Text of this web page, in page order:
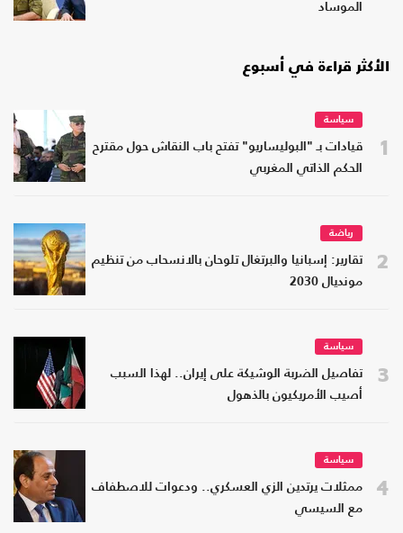
الموساد
الأكثر قراءة في أسبوع
1
سياسة
قيادات بـ "البوليساريو" تفتح باب النقاش حول مقترح
الحكم الذاتي المغربي
2
رياضة
تقارير: إسبانيا والبرتغال تلوحان بالانسحاب من تنظيم
مونديال 2030
3
سياسة
تفاصيل الضربة الوشيكة على إيران.. لهذا السبب
أصيب الأمريكيون بالذهول
4
سياسة
ممثلات يرتدين الزي العسكري.. ودعوات للاصطفاف
مع السيسي